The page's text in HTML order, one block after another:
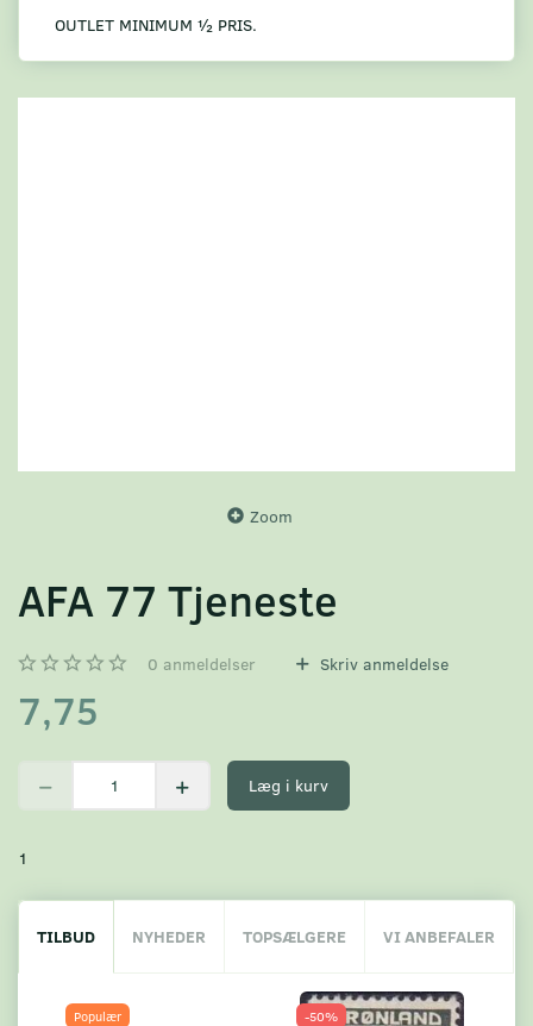
OUTLET MINIMUM ½ PRIS.
Zoom
AFA 77 Tjeneste
0 anmeldelser Skriv anmeldelse
7,75
Læg i kurv
1
TILBUD NYHEDER TOPSÆLGERE VI ANBEFALER
Populær -50%